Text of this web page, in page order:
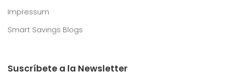
Impressum
Smart Savings Blogs
Suscríbete a la Newsletter